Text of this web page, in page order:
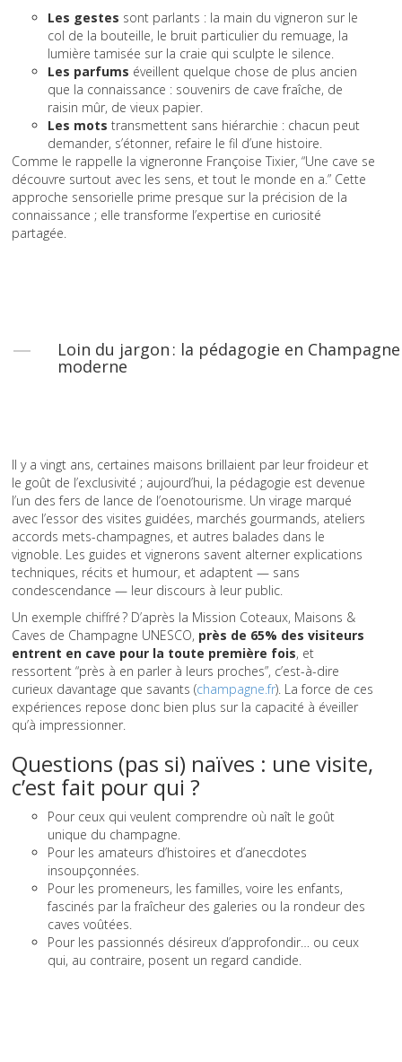
Les gestes sont parlants : la main du vigneron sur le
col de la bouteille, le bruit particulier du remuage, la
lumière tamisée sur la craie qui sculpte le silence.
Les parfums éveillent quelque chose de plus ancien
que la connaissance : souvenirs de cave fraîche, de
raisin mûr, de vieux papier.
Les mots transmettent sans hiérarchie : chacun peut
demander, s’étonner, refaire le fil d’une histoire.
Comme le rappelle la vigneronne Françoise Tixier, “Une cave se
découvre surtout avec les sens, et tout le monde en a.” Cette
approche sensorielle prime presque sur la précision de la
connaissance ; elle transforme l’expertise en curiosité
partagée.
Loin du jargon : la pédagogie en Champagne
moderne
Il y a vingt ans, certaines maisons brillaient par leur froideur et
le goût de l’exclusivité ; aujourd’hui, la pédagogie est devenue
l’un des fers de lance de l’oenotourisme. Un virage marqué
avec l’essor des visites guidées, marchés gourmands, ateliers
accords mets-champagnes, et autres balades dans le
vignoble. Les guides et vignerons savent alterner explications
techniques, récits et humour, et adaptent — sans
condescendance — leur discours à leur public.
Un exemple chiffré ? D’après la Mission Coteaux, Maisons &
Caves de Champagne UNESCO, près de 65% des visiteurs
entrent en cave pour la toute première fois, et
ressortent “près à en parler à leurs proches”, c’est-à-dire
curieux davantage que savants (champagne.fr). La force de ces
expériences repose donc bien plus sur la capacité à éveiller
qu’à impressionner.
Questions (pas si) naïves : une visite,
c’est fait pour qui ?
Pour ceux qui veulent comprendre où naît le goût
unique du champagne.
Pour les amateurs d’histoires et d’anecdotes
insoupçonnées.
Pour les promeneurs, les familles, voire les enfants,
fascinés par la fraîcheur des galeries ou la rondeur des
caves voûtées.
Pour les passionnés désireux d’approfondir… ou ceux
qui, au contraire, posent un regard candide.